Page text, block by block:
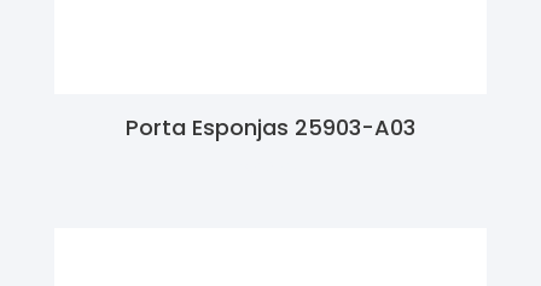
Porta Esponjas 25903-A03